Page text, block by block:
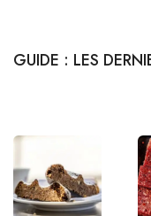
GUIDE : LES